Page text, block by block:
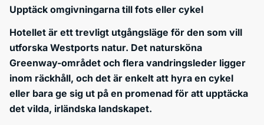
Upptäck omgivningarna till fots eller cykel
Hotellet är ett trevligt utgångsläge för den som vill
utforska Westports natur. Det natursköna
Greenway-området och flera vandringsleder ligger
inom räckhåll, och det är enkelt att hyra en cykel
eller bara ge sig ut på en promenad för att upptäcka
det vilda, irländska landskapet.